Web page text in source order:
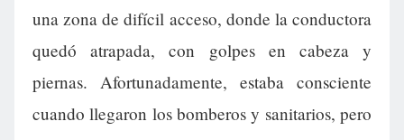
una zona de difícil acceso, donde la conductora
quedó atrapada, con golpes en cabeza y
piernas. Afortunadamente, estaba consciente
cuando llegaron los bomberos y sanitarios, pero